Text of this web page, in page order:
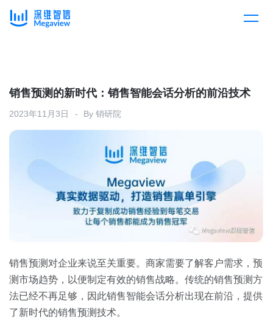
产品总览
产品集成
解决方案
按行业
消费医疗
房地产
金融
客户案例
资源中心
全部
关于我们
销售预测的新时代：销售智能会话分析的前沿技术
2023年11月3日 By 销研院
销售预测对企业来说至关重要。商家需要了解客户需求，预
测市场趋势，以便制定有效的销售战略。传统的销售预测方
法已经不再足够，因此销售智能会话分析出现在前沿，提供
了新时代的销售预测技术。